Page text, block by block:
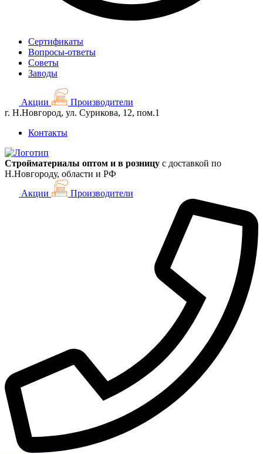
Сертификаты
Вопросы-ответы
Советы
Заводы
Акции
Производители
г. Н.Новгород, ул. Сурикова, 12, пом.1
Контакты
Стройматериалы оптом и в розницу с доставкой по
Н.Новгороду, области и РФ
Акции
Производители